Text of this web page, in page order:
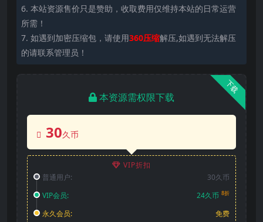
6. 本站资源售价只是赞助，收取费用仅维持本站的日常运营
所需！
7. 如遇到加密压缩包，请使用360压缩解压,如遇到无法解压
的请联系管理员！
下载
本资源需权限下载
30久币
VIP折扣
普通用户:
30久币
VIP会员:
24久币 8折
永久会员: 免费